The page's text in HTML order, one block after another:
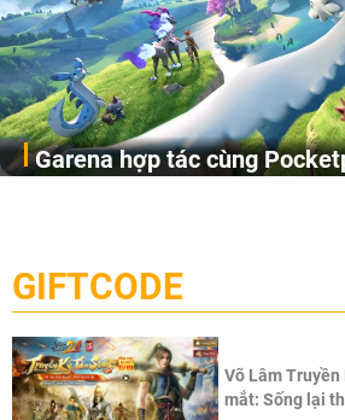
Garena hợp tác cùng
cầu, theo giấy phép chính thức từ
Pocketpair, Inc.
GIFTCODE
Võ Lâm Truyền
mắt: Sống lại